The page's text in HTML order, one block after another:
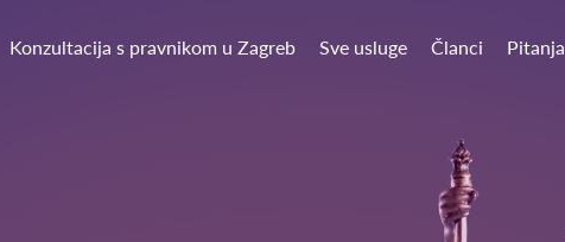
Konzultacija s pravnikom u Zagreb Sve usluge Članci Pitanja